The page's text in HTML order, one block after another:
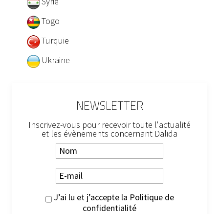
Togo
Turquie
Ukraine
NEWSLETTER
Inscrivez-vous pour recevoir toute l'actualité
et les évènements concernant Dalida
J’ai lu et j’accepte la Politique de
confidentialité